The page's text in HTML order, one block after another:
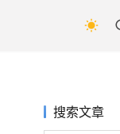
搜索文章